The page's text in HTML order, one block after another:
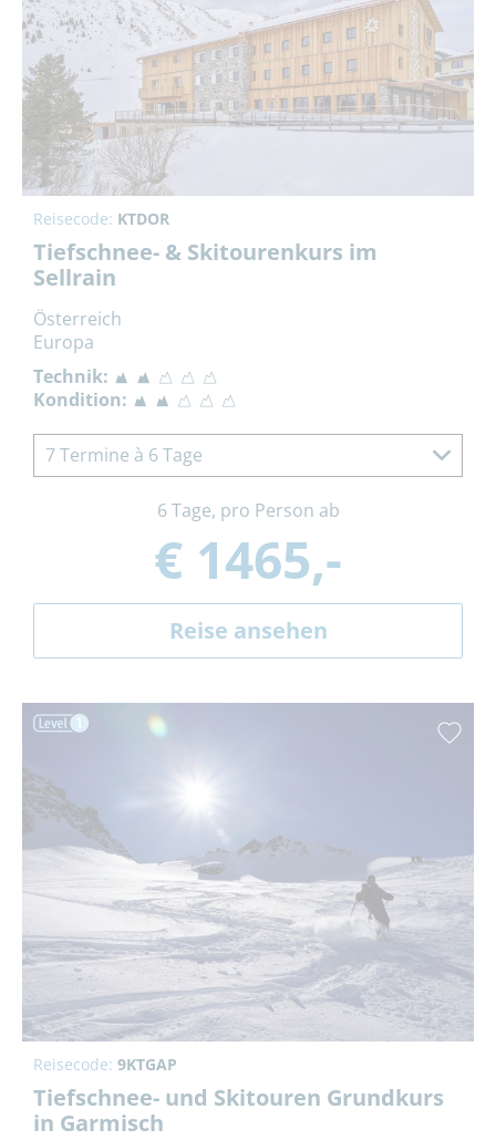
Reisecode: KTDOR
Tiefschnee- & Skitourenkurs im
Sellrain
Österreich
Europa
Technik:
Kondition:
7 Termine à 6 Tage
6 Tage, pro Person ab
€ 1465,-
Reise ansehen
Reisecode: 9KTGAP
Tiefschnee- und Skitouren Grundkurs
in Garmisch